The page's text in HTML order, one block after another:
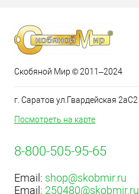
Скобяной Мир © 2011–2024
г. Саратов ул.Гвардейская 2аС2
Посмотреть на карте
8-800-505-95-65
Email: shop@skobmir.ru
Email: 250480@skobmir.ru